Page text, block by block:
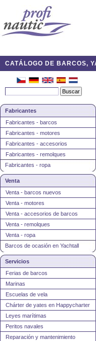
CATÁLOGO DE BARCOS,
Fabricantes
Fabricantes - barcos
Fabricantes - motores
Fabricantes - accesorios
Fabricantes - remolques
Fabricantes - ropa
Venta
Venta - barcos nuevos
Venta - motores
Venta - accesorios de barcos
Venta - remolques
Venta - ropa
Barcos de ocasión en Yachtall
Servicios
Ferias de barcos
Marinas
Escuelas de vela
Chárter de yates en Happycharter
Leyes marítimas
Peritos navales
Reparación y mantenimiento